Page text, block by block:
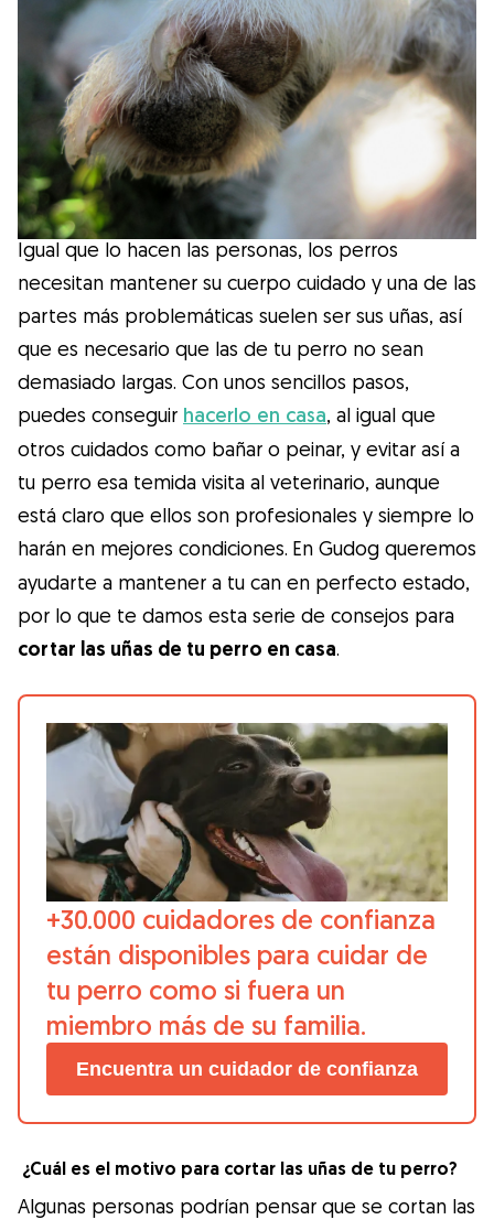
Salud
Accesorios
Educación Canina
Más contenido
Razas
Buscar cuidadores
¿Qué es Gudog?
Gudog es la forma más fácil de encontrar y
reservar con el cuidador de perros
perfecto. ¡Miles de cuidadores están
disponibles para cuidar de tu perro como si
fuera un miembro más de su familia! Todas
las reservas incluyen Cobertura Veterinaria
y cancelación gratuíta
Descubre Gudog
Igual que lo hacen las personas, los perros
necesitan mantener su cuerpo cuidado y una de las
partes más problemáticas suelen ser sus uñas, así
que es necesario que las de tu perro no sean
demasiado largas. Con unos sencillos pasos,
puedes conseguir hacerlo en casa, al igual que
otros cuidados como bañar o peinar, y evitar así a
tu perro esa temida visita al veterinario, aunque
está claro que ellos son profesionales y siempre lo
harán en mejores condiciones. En Gudog queremos
ayudarte a mantener a tu can en perfecto estado,
por lo que te damos esta serie de consejos para
cortar las uñas de tu perro en casa.
+30.000 cuidadores de confianza
están disponibles para cuidar de
tu perro como si fuera un
miembro más de su familia.
Encuentra un cuidador de confianza
¿Cuál es el motivo para cortar las uñas de tu perro?
Algunas personas podrían pensar que se cortan las